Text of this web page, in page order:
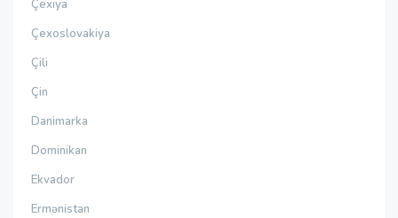
Çexiya
Çexoslovakiya
Çili
Çin
Danimarka
Dominikan
Ekvador
Ermənistan